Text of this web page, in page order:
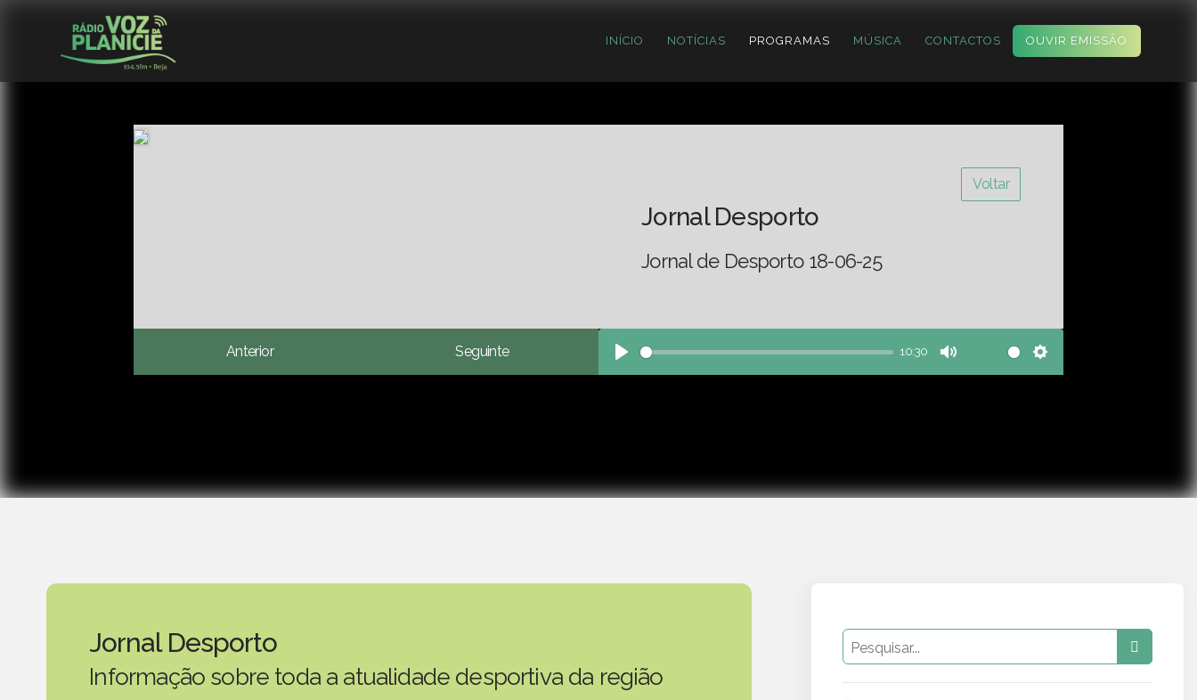
INÍCIO NOTÍCIAS PROGRAMAS MÚSICA CONTACTOS OUVIR EMISSÃO
Voltar
Jornal Desporto
Jornal de Desporto 18-06-25
Anterior Seguinte
Play
10:30
Mute Settings
Jornal Desporto
Informação sobre toda a atualidade desportiva da região